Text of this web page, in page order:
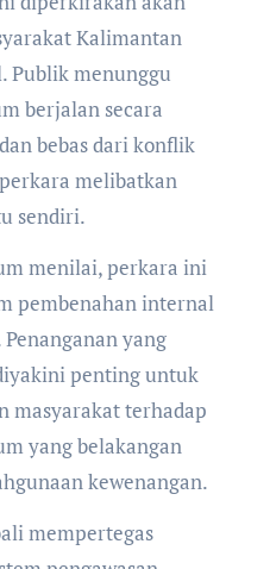
Kalimantan
Publik menunggu
berjalan secara
bebas dari konflik
melibatkan
sendiri.
menilai, perkara ini
pembenahan internal
yang
penting untuk
masyarakat terhadap
yang belakangan
kewenangan.
mempertegas